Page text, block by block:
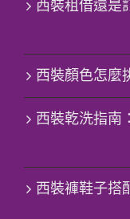
西裝租借還是
西裝顏色怎麼
西裝乾洗指南
西裝褲鞋子搭